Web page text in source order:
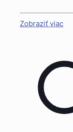
Zobraziť viac